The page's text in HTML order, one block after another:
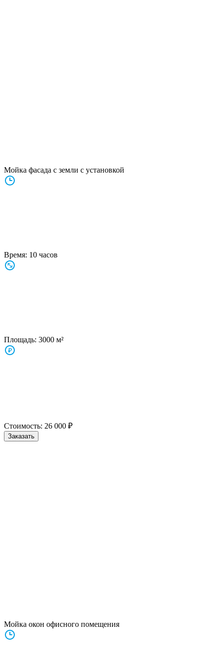
Мойка фасада с земли с установкой
Время: 10 часов
Площадь: 3000 м²
Стоимость: 26 000 ₽
Заказать
Мойка окон офисного помещения